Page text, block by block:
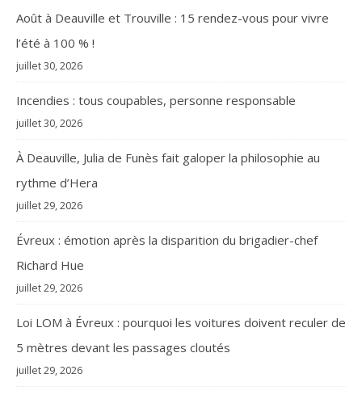
Août à Deauville et Trouville : 15 rendez-vous pour vivre
l’été à 100 % !
juillet 30, 2026
Incendies : tous coupables, personne responsable
juillet 30, 2026
À Deauville, Julia de Funès fait galoper la philosophie au
rythme d’Hera
juillet 29, 2026
Évreux : émotion après la disparition du brigadier-chef
Richard Hue
juillet 29, 2026
Loi LOM à Évreux : pourquoi les voitures doivent reculer de
5 mètres devant les passages cloutés
juillet 29, 2026